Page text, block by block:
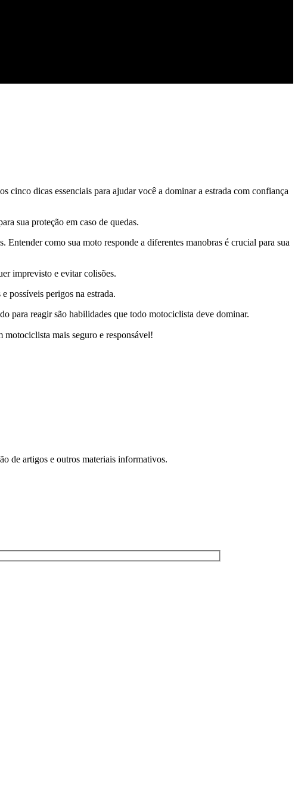
dicas essenciais para ajudar você a dominar a estrada com confiança
sua proteção em caso de quedas.
como sua moto responde a diferentes manobras é crucial para sua
imprevisto e evitar colisões.
possíveis perigos na estrada.
para reagir são habilidades que todo motociclista deve dominar.
motociclista mais seguro e responsável!
de artigos e outros materiais informativos.